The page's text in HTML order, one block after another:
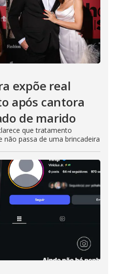
expõe real
após cantora
de marido
que tratamento
não passa de uma brincadeira